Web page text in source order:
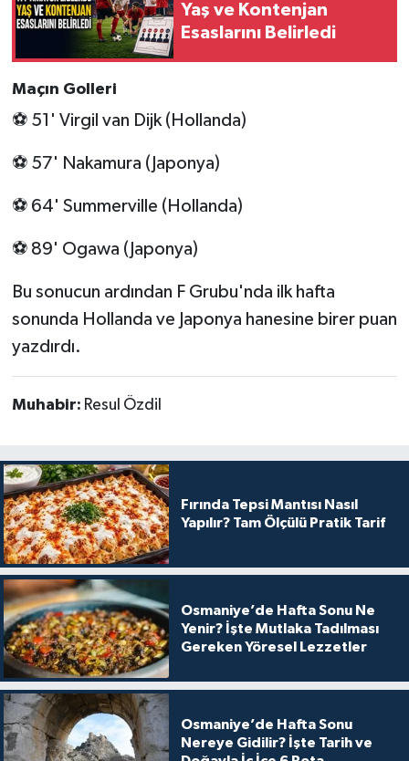
Yaş ve Kontenjan
Esaslarını Belirledi
Maçın Golleri
⚽ 51' Virgil van Dijk (Hollanda)
⚽ 57' Nakamura (Japonya)
⚽ 64' Summerville (Hollanda)
⚽ 89' Ogawa (Japonya)
Bu sonucun ardından F Grubu'nda ilk hafta
sonunda Hollanda ve Japonya hanesine birer puan
yazdırdı.
Muhabir: Resul Özdil
Fırında Tepsi Mantısı Nasıl
Yapılır? Tam Ölçülü Pratik Tarif
Osmaniye’de Hafta Sonu Ne
Yenir? İşte Mutlaka Tadılması
Gereken Yöresel Lezzetler
Osmaniye’de Hafta Sonu
Nereye Gidilir? İşte Tarih ve